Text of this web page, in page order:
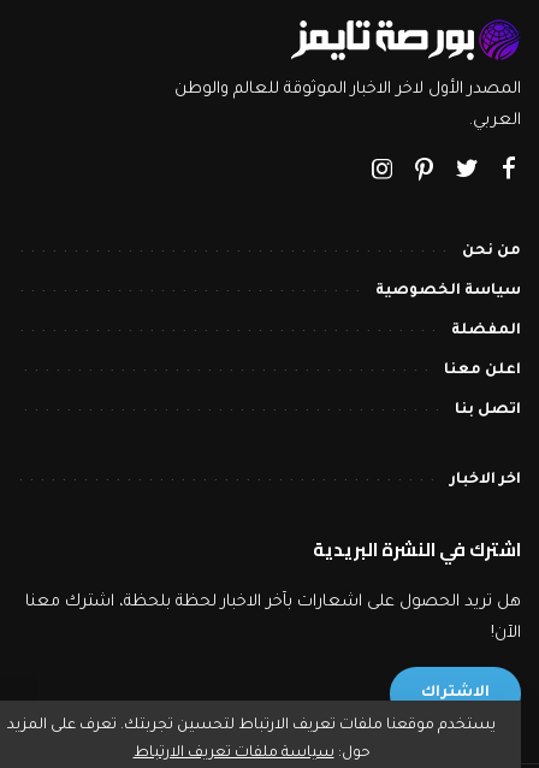
المصدر الأول لاخر الاخبار الموثوقة للعالم والوطن
العربي.
من نحن
سياسة الخصوصية
المفضلة
اعلن معنا
اتصل بنا
اخر الاخبار
اشترك في النشرة البريدية
هل تريد الحصول على اشعارات بآخر الاخبار لحظة بلحظة، اشترك معنا
الآن!
الاشتراك
يستخدم موقعنا ملفات تعريف الارتباط لتحسين تجربتك. تعرف على المزيد
حول:سياسة ملفات تعريف الارتباط